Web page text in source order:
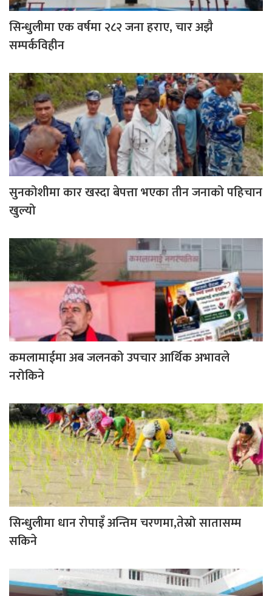
सिन्धुलीमा एक वर्षमा २८२ जना हराए, चार अझै
सम्पर्कविहीन
सुनकोशीमा कार खस्दा बेपत्ता भएका तीन जनाको पहिचान
खुल्यो
कमलामाईमा अब जलनको उपचार आर्थिक अभावले
नरोकिने
सिन्धुलीमा धान रोपाइँ अन्तिम चरणमा,तेस्रो सातासम्म
सकिने